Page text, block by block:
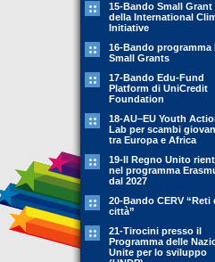
15-Bando Small Grant
della International
Initiative
16-Bando programma
Small Grants
17-Bando Edu-Fund
Platform di UniCredit
Foundation
18-AU–EU Youth
Lab per scambi
tra Europa e Africa
19-Il Regno Unito
nel programma
dal 2027
20-Bando CERV “Reti
città”
21-Tirocini presso il
Programma delle
Unite per lo sviluppo